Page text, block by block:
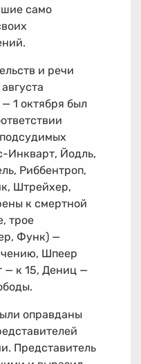
само
и речи
1 октября был
Инкварт, Йодль,
Риббентроп,
Штрейхер,
к смертной
трое
Функ) —
Шпеер
— к 15, Дениц —
оправданы
Представитель